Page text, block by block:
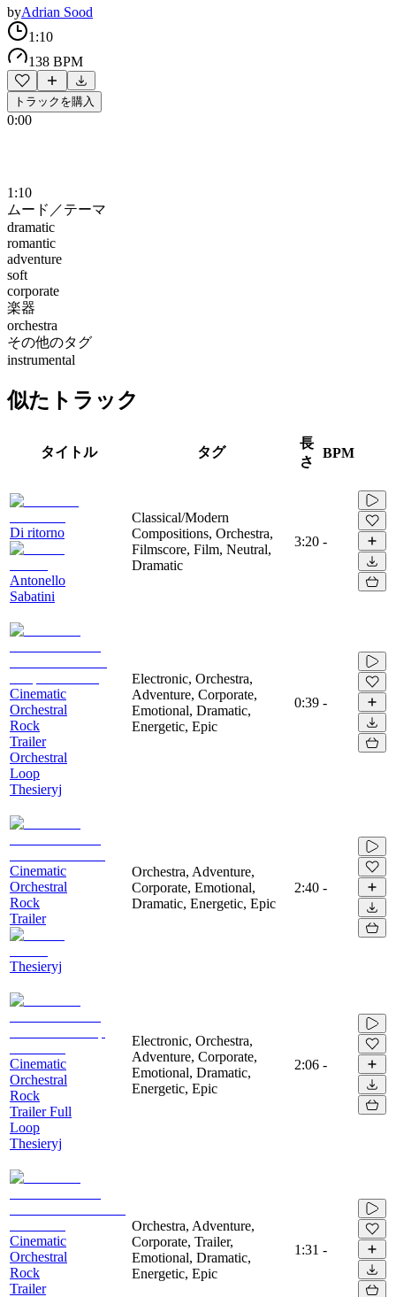
byAdrian Sood
1:10
138 BPM
トラックを購入
0:00
1:10
ムード／テーマ
dramatic
romantic
adventure
soft
corporate
楽器
orchestra
その他のタグ
instrumental
似たトラック
タイトル タグ
長
さ
BPM
Di ritorno
Antonello
Sabatini
Classical/Modern
Compositions, Orchestra,
Filmscore, Film, Neutral,
Dramatic
3:20 -
Cinematic
Orchestral
Rock
Trailer
Orchestral
Loop
Thesieryj
Electronic, Orchestra,
Adventure, Corporate,
Emotional, Dramatic,
Energetic, Epic
0:39 -
Cinematic
Orchestral
Rock
Trailer
Thesieryj
Orchestra, Adventure,
Corporate, Emotional,
Dramatic, Energetic, Epic
2:40 -
Cinematic
Orchestral
Rock
Trailer Full
Loop
Thesieryj
Electronic, Orchestra,
Adventure, Corporate,
Emotional, Dramatic,
Energetic, Epic
2:06 -
Cinematic
Orchestral
Rock
Trailer
Orchestra, Adventure,
Corporate, Trailer,
Emotional, Dramatic,
Energetic, Epic
1:31 -